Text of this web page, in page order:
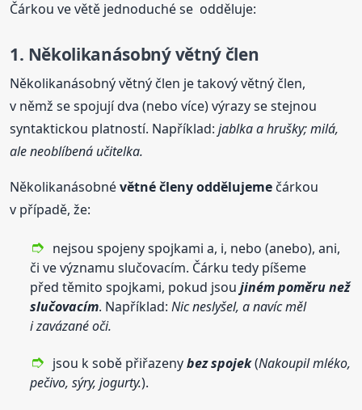
Čárkou ve větě jednoduché se odděluje:
1. Několikanásobný větný člen
Několikanásobný větný člen je takový větný člen,
v němž se spojují dva (nebo více) výrazy se stejnou
syntaktickou platností. Například:jablka a hrušky; milá,
ale neoblíbená učitelka.
Několikanásobnévětné členy oddělujeme čárkou
v případě, že:
nejsou spojeny spojkami a, i, nebo (anebo), ani,
či ve významu slučovacím. Čárku tedy píšeme
před těmito spojkami, pokud jsoujiném poměru než
slučovacím. Například:Nic neslyšel, a navíc měl
i zavázané oči.
jsou k sobě přiřazenybez spojek(Nakoupil mléko,
pečivo, sýry, jogurty.).